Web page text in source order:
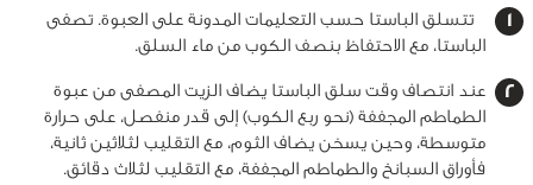
تتسلق الباستا حسب التعليمات المدونة على العبوة. تصفى
الباستا، مع الاحتفاظ بنصف الكوب من ماء السلق.
عند انتصاف وقت سلق الباستا يضاف الزيت المصفى من عبوة
الطماطم المجففة (نحو ربع الكوب) إلى قدر منفصل، على حرارة
متوسطة، وحين يسخن يضاف الثوم، مع التقليب لثلاثين ثانية،
فأوراق السبانخ والطماطم المجففة، مع التقليب لثلاث دقائق.